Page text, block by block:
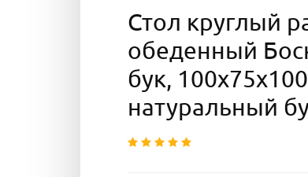
Стол круглый
обеденный
бук,
натуральный